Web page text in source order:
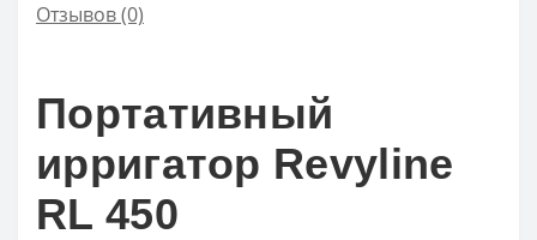
Отзывов (0)
Портативный
ирригатор Revyline
RL 450